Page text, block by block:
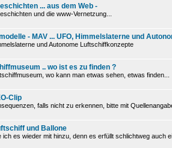
... aus dem Web -
und die www-Vernetzung...
- MAV ... UFO, Himmelslaterne und
und Autonome Luftschiffkonzepte
.. wo ist es zu finden ?
wo kann man etwas sehen, etwas finden...
Clip
falls nicht zu erkennen, bitte mit
und Ballone
ich es wieder mit hinzu, denn es erfüllt schlichtweg auch